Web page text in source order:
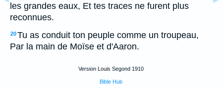
les grandes eaux, Et tes traces ne furent plus
reconnues.
20Tu as conduit ton peuple comme un troupeau,
Par la main de Moïse et d'Aaron.
Version Louis Segond 1910
Bible Hub